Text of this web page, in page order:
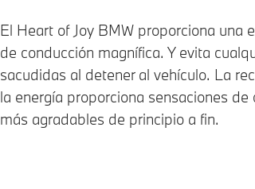
El Heart of Joy BMW proporciona una
de conducción magnífica. Y evita
sacudidas al detener al vehículo. La
la energía proporciona sensaciones de
más agradables de principio a fin.